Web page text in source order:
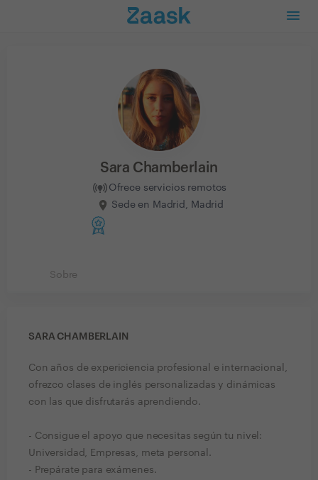
Sara Chamberlain
Ofrece servicios remotos
Sede en Madrid, Madrid
Sobre
SARA CHAMBERLAIN
Con años de expericiencia profesional e internacional,
ofrezco clases de inglés personalizadas y dinámicas
con las que disfrutarás aprendiendo.
- Consigue el apoyo que necesitas según tu nivel:
Universidad, Empresas, meta personal.
- Prepárate para exámenes.